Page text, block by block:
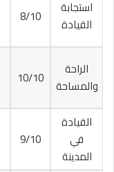
استجابة
القيادة
8/10
الراحة
والمساحة
10/10
القيادة
في
المدينة
9/10